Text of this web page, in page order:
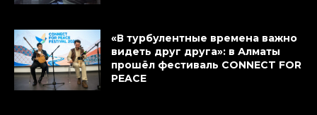
«В турбулентные времена важно
видеть друг друга»: в Алматы
прошёл фестиваль CONNECT FOR
PEACE